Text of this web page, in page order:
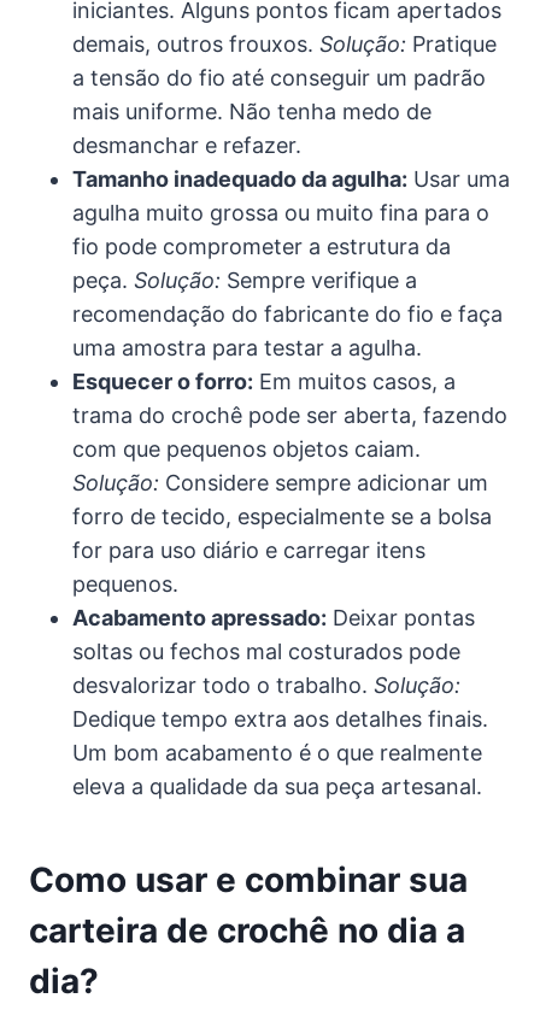
iniciantes. Alguns pontos ficam apertados
demais, outros frouxos. Solução: Pratique
a tensão do fio até conseguir um padrão
mais uniforme. Não tenha medo de
desmanchar e refazer.
Tamanho inadequado da agulha: Usar uma
agulha muito grossa ou muito fina para o
fio pode comprometer a estrutura da
peça. Solução: Sempre verifique a
recomendação do fabricante do fio e faça
uma amostra para testar a agulha.
Esquecer o forro: Em muitos casos, a
trama do crochê pode ser aberta, fazendo
com que pequenos objetos caiam.
Solução: Considere sempre adicionar um
forro de tecido, especialmente se a bolsa
for para uso diário e carregar itens
pequenos.
Acabamento apressado: Deixar pontas
soltas ou fechos mal costurados pode
desvalorizar todo o trabalho. Solução:
Dedique tempo extra aos detalhes finais.
Um bom acabamento é o que realmente
eleva a qualidade da sua peça artesanal.
Como usar e combinar sua
carteira de crochê no dia a
dia?